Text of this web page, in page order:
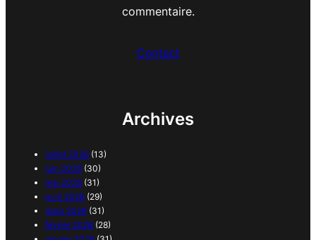
commentaire.
Contact
Archives
juillet 2026 (13)
juin 2026 (30)
mai 2026 (31)
avril 2026 (29)
mars 2026 (31)
février 2026 (28)